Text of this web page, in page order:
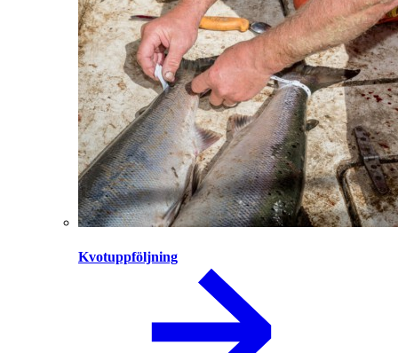
Kvotuppföljning